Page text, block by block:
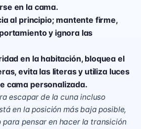
en la cama.
al principio; mantente firme,
y ignora las
en la habitación, bloquea el
evita las literas y utiliza luces
cama personalizada.
escapar de la cuna incluso
en la posición más baja posible,
para pensar en hacer la transición